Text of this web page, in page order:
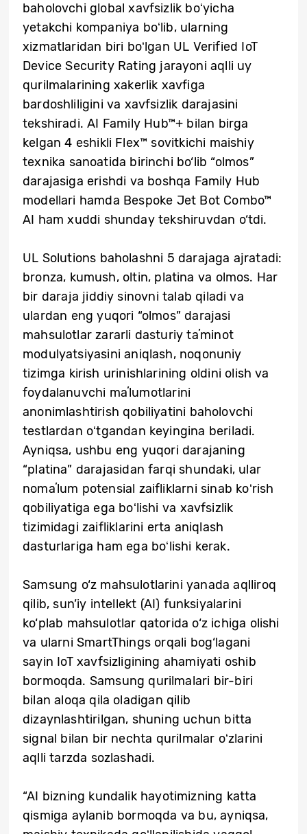
baholovchi global xavfsizlik boʻyicha
yetakchi kompaniya boʻlib, ularning
xizmatlaridan biri boʻlgan UL Verified IoT
Device Security Rating jarayoni aqlli uy
qurilmalarining xakerlik xavfiga
bardoshliligini va xavfsizlik darajasini
tekshiradi. AI Family Hub™+ bilan birga
kelgan 4 eshikli Flex™ sovitkichi maishiy
texnika sanoatida birinchi bo‘lib “olmos”
darajasiga erishdi va boshqa Family Hub
modellari hamda Bespoke Jet Bot Combo™
AI ham xuddi shunday tekshiruvdan o‘tdi.
UL Solutions baholashni 5 darajaga ajratadi:
bronza, kumush, oltin, platina va olmos. Har
bir daraja jiddiy sinovni talab qiladi va
ulardan eng yuqori “olmos” darajasi
mahsulotlar zararli dasturiy taʼminot
modulyatsiyasini aniqlash, noqonuniy
tizimga kirish urinishlarining oldini olish va
foydalanuvchi maʼlumotlarini
anonimlashtirish qobiliyatini baholovchi
testlardan oʻtgandan keyingina beriladi.
Ayniqsa, ushbu eng yuqori darajaning
“platina” darajasidan farqi shundaki, ular
nomaʼlum potensial zaifliklarni sinab koʻrish
qobiliyatiga ega boʻlishi va xavfsizlik
tizimidagi zaifliklarini erta aniqlash
dasturlariga ham ega boʻlishi kerak.
Samsung o‘z mahsulotlarini yanada aqlliroq
qilib, sun’iy intellekt (AI) funksiyalarini
ko‘plab mahsulotlar qatorida o‘z ichiga olishi
va ularni SmartThings orqali bog‘lagani
sayin IoT xavfsizligining ahamiyati oshib
bormoqda. Samsung qurilmalari bir-biri
bilan aloqa qila oladigan qilib
dizaynlashtirilgan, shuning uchun bitta
signal bilan bir nechta qurilmalar oʻzlarini
aqlli tarzda sozlashadi.
“AI bizning kundalik hayotimizning katta
qismiga aylanib bormoqda va bu, ayniqsa,